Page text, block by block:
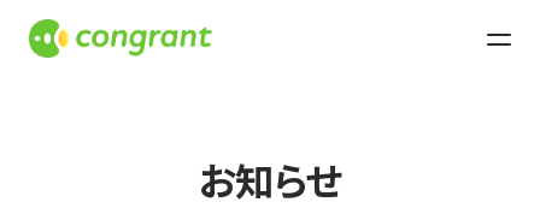
お知らせ